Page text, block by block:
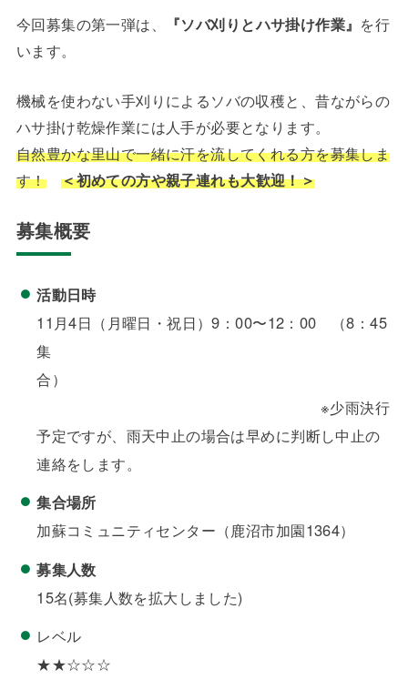
今回募集の第一弾は、 『ソバ刈りとハサ掛け作業』 を行
います。
機械を使わない手刈りによるソバの収穫と、昔ながらの
ハサ掛け乾燥作業には人手が必要となります。
自然豊かな里山で一緒に汗を流してくれる方を募集しま
す！
＜初めての方や親子連れも大歓迎！＞
募集概要
活動日時
11月4日（月曜日・祝日）9：00〜12：00 （8：45
集
合）
※少雨決行
予定ですが、雨天中止の場合は早めに判断し中止の
連絡をします。
集合場所
加蘇コミュニティセンター（鹿沼市加園1364）
募集人数
15名(募集人数を拡大しました)
レベル
★★☆☆☆